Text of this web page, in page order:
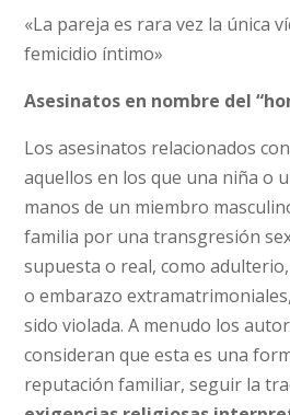
«La pareja es rara vez la única
femicidio íntimo»
Asesinatos en nombre del
Los asesinatos relacionados
aquellos en los que una niña o
manos de un miembro
familia por una transgresión
supuesta o real, como
o embarazo
sido violada. A menudo los
consideran que esta es una
reputación familiar, seguir la